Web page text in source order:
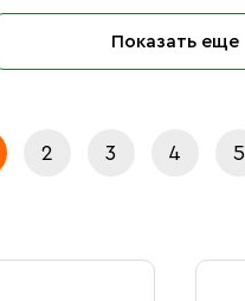
Показать еще
2 3 4 5